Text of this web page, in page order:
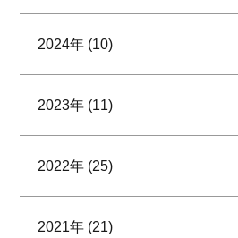
2024年 (10)
2023年 (11)
2022年 (25)
2021年 (21)